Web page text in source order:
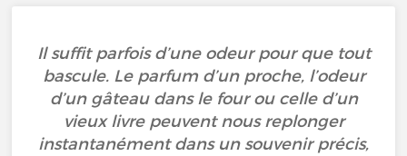
Il suffit parfois d’une odeur pour que tout
bascule. Le parfum d’un proche, l’odeur
d’un gâteau dans le four ou celle d’un
vieux livre peuvent nous replonger
instantanément dans un souvenir précis,